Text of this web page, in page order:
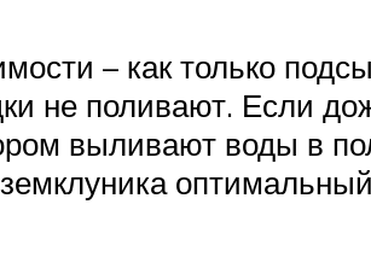
– как только
не поливают. Если
выливают воды в